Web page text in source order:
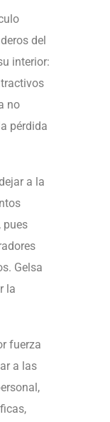
del
interior:
no
pérdida
a la
pues
Gelsa
la
fuerza
a las